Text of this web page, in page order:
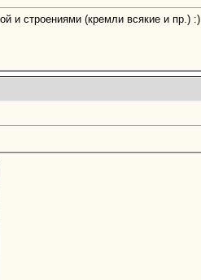
и строениями (кремли всякие и пр.) :)